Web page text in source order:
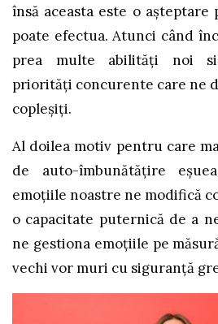
însă aceasta este o
poate efectua. Atunci când
prea multe abilități noi
priorități concurente care ne
copleșiți.
Al doilea motiv pentru care
de auto-îmbunătățire
emoțiile noastre ne modifică
o capacitate puternică de a
ne gestiona emoțiile pe
vechi vor muri cu siguranță